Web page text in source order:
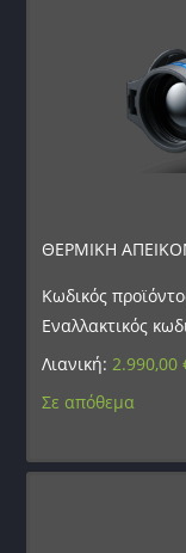
ΘΕΡΜΙΚΗ
Κωδικός
Εναλλακτικός
Λιανική: 2.990,00
Σε απόθεμα